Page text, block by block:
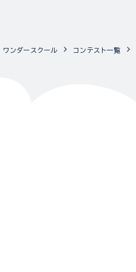
ワンダースクール コンテスト一覧